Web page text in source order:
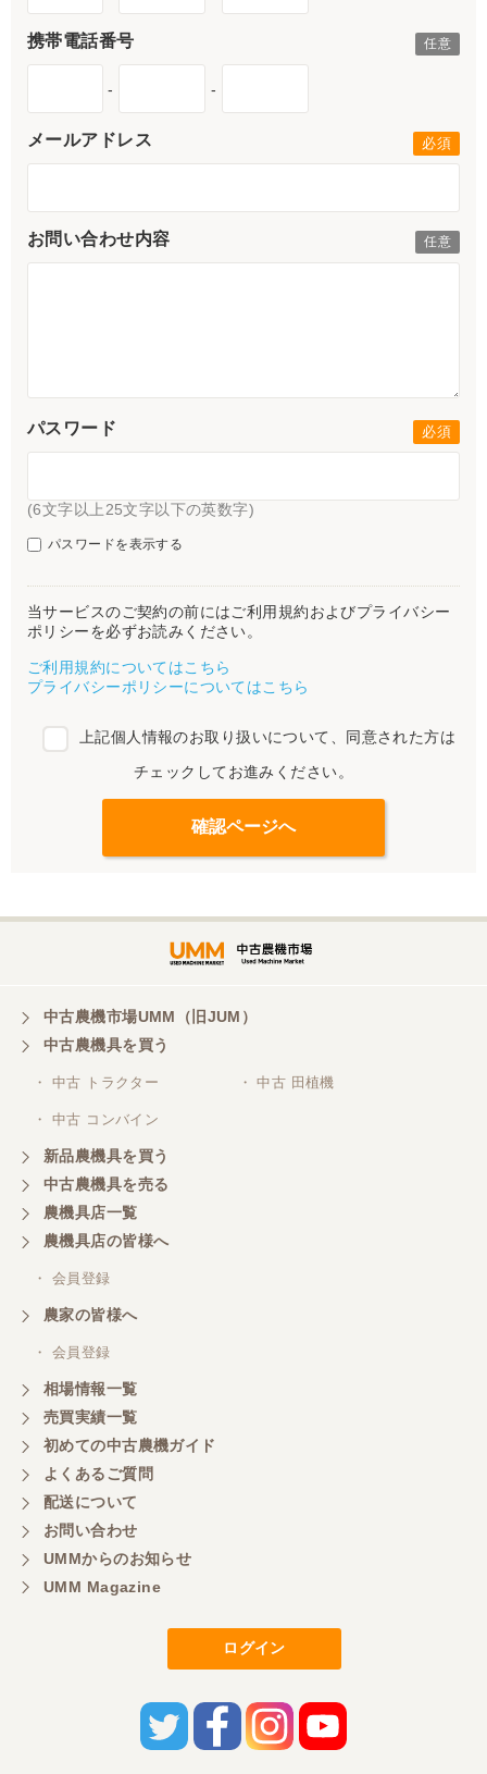
携帯電話番号
- -
メールアドレス
お問い合わせ内容
パスワード
(6文字以上25文字以下の英数字)
パスワードを表示する
当サービスのご契約の前にはご利用規約およびプライバシー
ポリシーを必ずお読みください。
ご利用規約についてはこちら
プライバシーポリシーについてはこちら
上記個人情報のお取り扱いについて、同意された方は
チェックしてお進みください。
中古農機市場UMM（旧JUM）
中古農機具を買う
・ 中古 トラクター ・ 中古 田植機
・ 中古 コンバイン
新品農機具を買う
中古農機具を売る
農機具店一覧
農機具店の皆様へ
・ 会員登録
農家の皆様へ
・ 会員登録
相場情報一覧
売買実績一覧
初めての中古農機ガイド
よくあるご質問
配送について
お問い合わせ
UMMからのお知らせ
UMM Magazine
ログイン